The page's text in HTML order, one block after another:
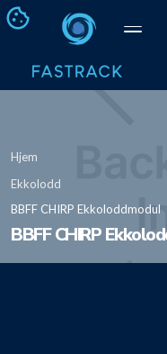
Hjem
Ekkolodd
BBFF CHIRP Ekkoloddmodul
BBFF CHIRP